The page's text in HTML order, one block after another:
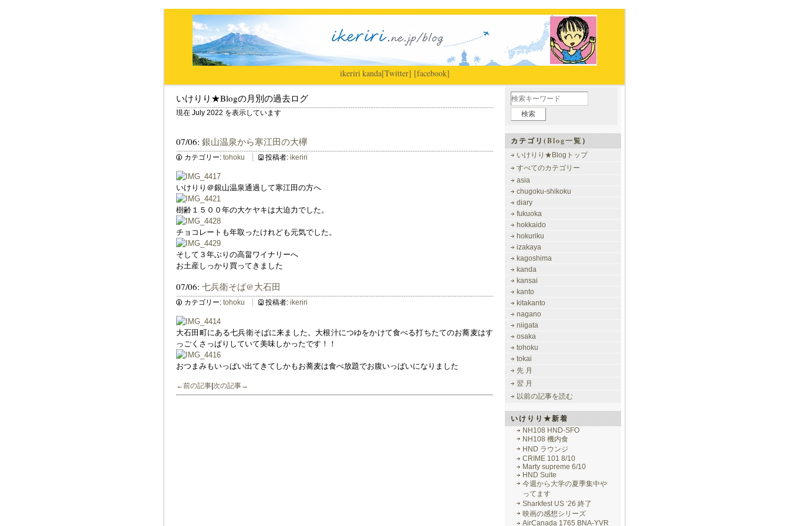
ikeriri|kanda[Twitter] [facebook]
いけりり★Blogの月別の過去ログ
現在 July 2022 を表示しています
07/06: 銀山温泉から寒江田の大欅
カテゴリー: tohoku 投稿者: ikeriri
いけりり＠銀山温泉通過して寒江田の方へ
樹齢１５００年の大ケヤキは大迫力でした。
チョコレートも年取ったけれども元気でした。
そして３年ぶりの高畠ワイナリーへ
お土産しっかり買ってきました
07/06: 七兵衛そば@大石田
カテゴリー: tohoku 投稿者: ikeriri
大石田町にある七兵衛そばに来ました。大根汁につゆをかけて食べる打ちたてのお蕎麦はす
っごくさっぱりしていて美味しかったです！！
おつまみもいっぱい出てきてしかもお蕎麦は食べ放題でお腹いっぱいになりました
←前の記事 次の記事→
カテゴリ(Blog一覧）
いけりり★Blogトップ
すべてのカテゴリー
asia
chugoku-shikoku
diary
fukuoka
hokkaido
hokuriku
izakaya
kagoshima
kanda
kansai
kanto
kitakanto
nagano
niigata
osaka
tohoku
tokai
先 月
翌 月
以前の記事を読む
いけりり★新着
NH108 HND-SFO
NH108 機内食
HND ラウンジ
CRIME 101 8/10
Marty supreme 6/10
HND Suite
今週から大学の夏季集中や
ってます
Sharkfest US ‘26 終了
映画の感想シリーズ
AirCanada 1765 BNA-YVR